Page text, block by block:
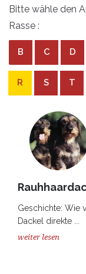
Bitte wähle den
Rasse :
B C D
R S T
Geschichte: Wie
Dackel direkte ...
weiter lesen